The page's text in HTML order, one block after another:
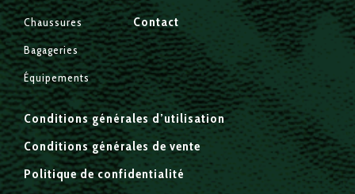
Chaussures
Bagageries
Équipements
Contact
Conditions générales d’utilisation
Conditions générales de vente
Politique de confidentialité